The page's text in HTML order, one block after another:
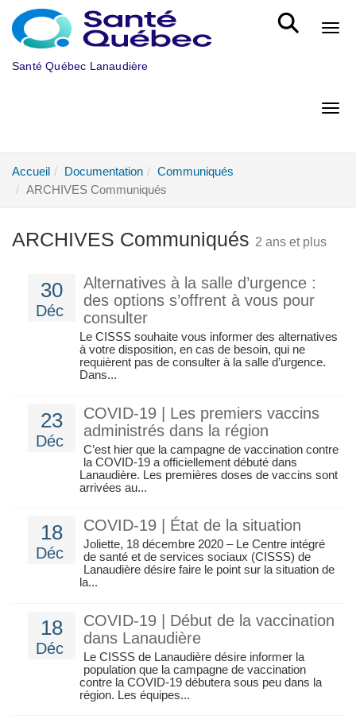
Aller au menu principal
Santé Québec Lanaudière
Accueil Documentation
Communiqués
ARCHIVES Communiqués
ARCHIVES Communiqués 2 ans et plus
30
Déc
Alternatives à la salle d’urgence :
des options s’offrent à vous pour
consulter
Le CISSS souhaite vous informer des alternatives
à votre disposition, en cas de besoin, qui ne
requièrent pas de consulter à la salle d’urgence.
Dans...
23
Déc
COVID-19 | Les premiers vaccins
administrés dans la région
C’est hier que la campagne de vaccination contre
la COVID-19 a officiellement débuté dans
Lanaudière. Les premières doses de vaccins sont
arrivées au...
18
Déc
COVID-19 | État de la situation
Joliette, 18 décembre 2020 – Le Centre intégré
de santé et de services sociaux (CISSS) de
Lanaudière désire faire le point sur la situation de
la...
18
Déc
COVID-19 | Début de la vaccination
dans Lanaudière
Le CISSS de Lanaudière désire informer la
population que la campagne de vaccination
contre la COVID-19 débutera sous peu dans la
région. Les équipes...